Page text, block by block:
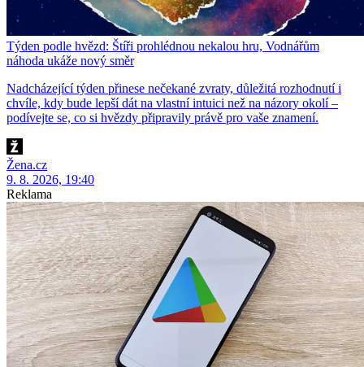
Týden podle hvězd: Štíři prohlédnou nekalou hru, Vodnářům
náhoda ukáže nový směr
Nadcházející týden přinese nečekané zvraty, důležitá rozhodnutí i
chvíle, kdy bude lepší dát na vlastní intuici než na názory okolí –
podívejte se, co si hvězdy připravily právě pro vaše znamení.
Žena.cz
9. 8. 2026, 19:40
Reklama